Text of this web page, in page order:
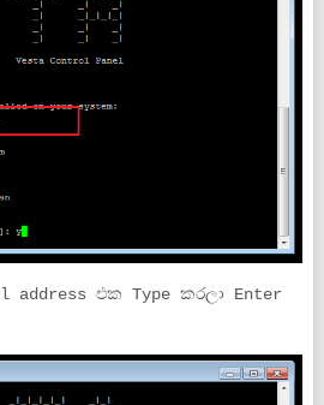
address එක Type කරලා Enter